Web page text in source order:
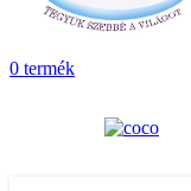
0 termék